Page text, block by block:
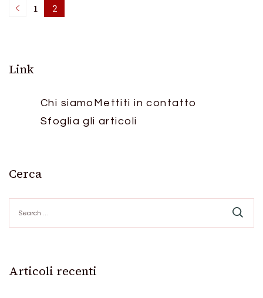
Posts
Page
1 Page
2
Link
Chi siamo Mettiti in contatto
Sfoglia gli articoli
Cerca
for:
Articoli recenti